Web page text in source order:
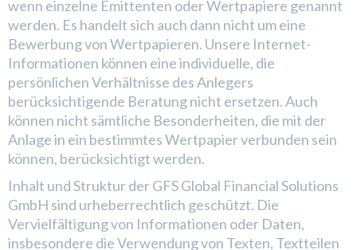
wenn einzelne Emittenten oder Wertpapiere genannt
werden. Es handelt sich auch dann nicht um eine
Bewerbung von Wertpapieren. Unsere Internet-
Informationen können eine individuelle, die
persönlichen Verhältnisse des Anlegers
berücksichtigende Beratung nicht ersetzen. Auch
können nicht sämtliche Besonderheiten, die mit der
Anlage in ein bestimmtes Wertpapier verbunden sein
können, berücksichtigt werden.
Inhalt und Struktur der GFS Global Financial Solutions
GmbH sind urheberrechtlich geschützt. Die
Vervielfältigung von Informationen oder Daten,
insbesondere die Verwendung von Texten, Textteilen